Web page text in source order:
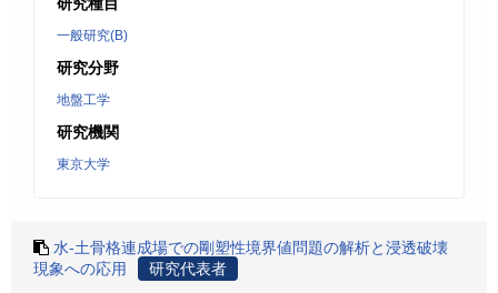
一般研究(B)
研究分野
地盤工学
研究機関
東京大学
水-土骨格連成場での剛塑性境界値問題の解析と浸透破壊
現象への応用
研究代表者